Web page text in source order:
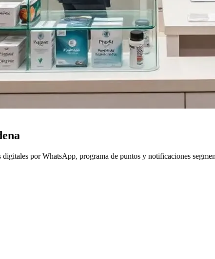
por WhatsApp, programa de puntos y notificaciones